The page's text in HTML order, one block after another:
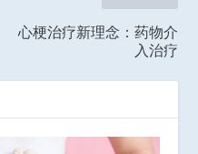
心梗治疗新理念：药物介
入治疗